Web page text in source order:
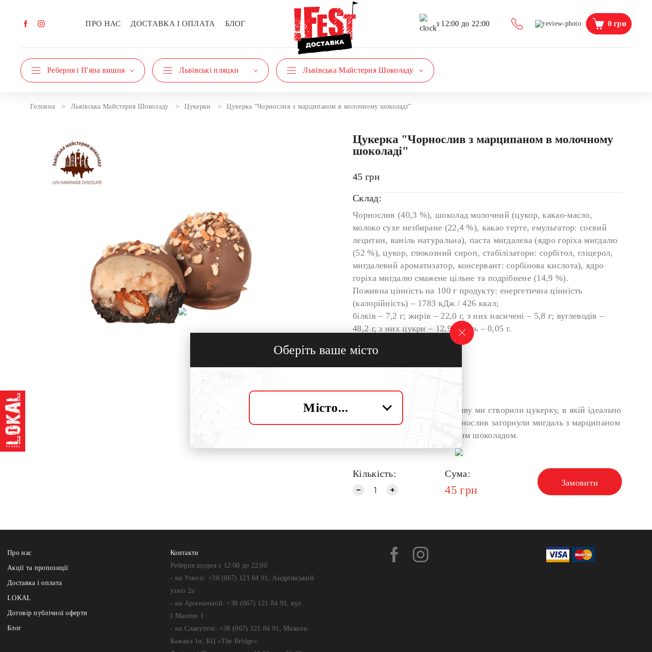
ПРО НАС ДОСТАВКА І ОПЛАТА БЛОГ з 12:00 до 22:00 0грн
Реберня і П'яна вишня Львівські пляцки Львівська Майстерня Шоколаду
Головна Львівська Майстерня Шоколаду Цукерки Цукерка “Чорнослив з марципаном в молочному шоколаді”
Цукерка "Чорнослив з марципаном в молочному
шоколаді"
45 грн
Склад:
Чорнослив (40,3 %), шоколад молочний (цукор, какао-масло,
молоко сухе незбиране (22,4 %), какао терте, емульгатор: соєвий
лецитин, ваніль натуральна), паста мигдалева (ядро горіха мигдалю
(52 %), цукор, глюкозний сироп, стабілізатори: сорбітол, гліцерол,
мигдалевий ароматизатор, консервант: сорбінова кислота), ядро
горіха мигдалю смажене цільне та подрібнене (14,9 %).
Поживна цінність на 100 г продукту: енергетична цінність
(калорійність) – 1783 кДж / 426 ккал;
білків – 7,2 г; жирів – 22,0 г, з них насичені – 5,8 г; вуглеводів –
48,2 г, з них цукри – 12,9 г; сіль – 0,05 г.
Вага:
20,6 г
Опис:
Для поціновувачів чорносливу ми створили цукерку, в якій ідеально
розкритий його смак. В чорнослив загорнули мигдаль з марципаном
та ретельно вкрили молочним шоколадом.
Кількість: Сума:
45 грн
Замовити
Про нас
Акції та пропозиції
Доставка і оплата
LOKAL
Договір публічної оферти
Блог
Контакти
Реберня щодня з 12:00 до 22:00
- на Узвозі: +38 (067) 121 84 91, Андріївський
узвіз 2а
- на Арсенальній: +38 (067) 121 84 91, вул.
І.Мазепи 1
- на Славутичі: +38 (067) 121 84 91, Миколи
Бажана 1и, БЦ «The Bridge»
Оберіть ваше місто
Місто...